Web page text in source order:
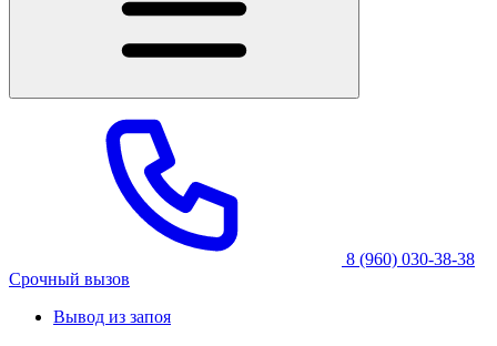
8 (960) 030-38-38
Срочный вызов
Вывод из запоя